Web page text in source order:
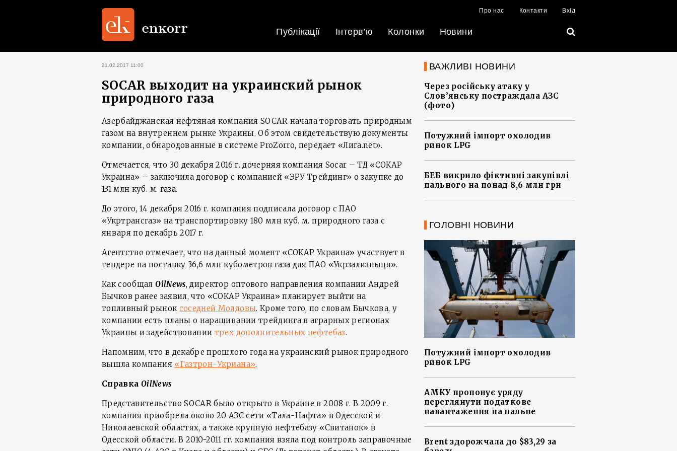
Про нас Контакти Вхід
Публікації Інтерв’ю Колонки Новини
21.02.2017 11:00
SOCAR выходит на украинский рынок
природного газа
Азербайджанская нефтяная компания SOCAR начала торговать природным
газом на внутреннем рынке Украины. Об этом свидетельствую документы
компании, обнародованные в системе ProZorro, передает «Лига.net».
Отмечается, что 30 декабря 2016 г. дочерняя компания Socar – ТД «СОКАР
Украина» – заключила договор с компанией «ЭРУ Трейдинг» о закупке до
131 млн куб. м. газа.
До этого, 14 декабря 2016 г. компания подписала договор с ПАО
«Укртрансгаз» на транспортировку 180 млн куб. м. природного газа с
января по декабрь 2017 г.
Агентство отмечает, что на данный момент «СОКАР Украина» участвует в
тендере на поставку 36,6 млн кубометров газа для ПАО «Укрзализныця».
Как сообщалOilNews, директор оптового направления компании Андрей
Бычков ранее заявил, что «СОКАР Украина» планирует выйти на
топливный рынок соседней Молдовы. Кроме того, по словам Бычкова, у
компании есть планы о наращивании трейдинга в аграрных регионах
Украины и задействовании трех дополнительных нефтебаз.
Напомним, что в декабре прошлого года на украинский рынок природного
вышла компания «Газтрон-Укриана».
Справка OilNews
Представительство SOCAR было открыто в Украине в 2008 г. В 2009 г.
компания приобрела около 20 АЗС сети «Тала-Нафта» в Одесской и
Николаевской областях, а также крупную нефтебазу «Свитанок» в
Одесской области. В 2010-2011 гг. компания взяла под контроль заправочные
ВАЖЛИВІ НОВИНИ
Через російську атаку у
Слов’янську постраждала АЗС
(фото)
Потужний імпорт охолодив
ринок LPG
БЕБ викрило фіктивні закупівлі
пального на понад 8,6 млн грн
ГОЛОВНІ НОВИНИ
Потужний імпорт охолодив
ринок LPG
АМКУ пропонує уряду
переглянути податкове
навантаження на пальне
Brent здорожчала до $83,29 за